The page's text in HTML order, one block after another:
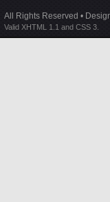
All Rights Reserved •
Valid XHTML 1.1 and CSS 3.